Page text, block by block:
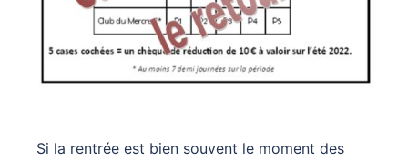
Si la rentrée est bien souvent le moment des